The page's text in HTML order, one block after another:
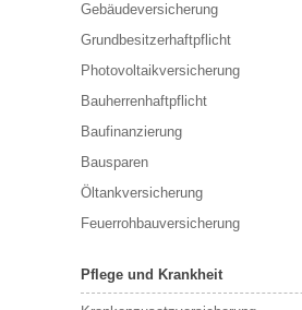
Gebäudeversicherung
Grundbesitzerhaftpflicht
Photovoltaikversicherung
Bauherrenhaftpflicht
Baufinanzierung
Bausparen
Öltankversicherung
Feuerrohbauversicherung
Pflege und Krankheit